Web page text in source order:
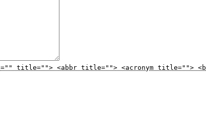
title=""> <abbr title=""> <acronym title=""> <b>